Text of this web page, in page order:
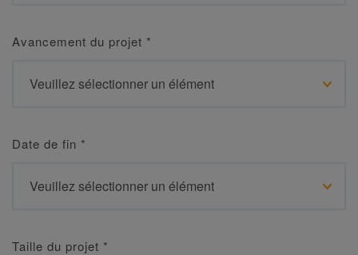
Avancement du projet *
Date de fin *
Taille du projet *